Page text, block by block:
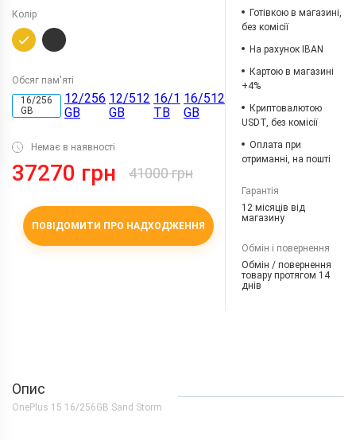
Колір
Обсяг пам'яті
16/256
GB
12/256
GB
12/512
GB
16/1
TB
16/512
GB
Немає в наявності
37270 грн 41000 грн
ПОВІДОМИТИ ПРО НАДХОДЖЕННЯ
Готівкою в магазині,
без комісії
На рахунок IBAN
Картою в магазині
+4%
Криптовалютою
USDT, без комісії
Оплата при
отриманні, на пошті
Гарантія
12 місяців від
магазину
Обмін і повернення
Обмін / повернення
товару протягом 14
днів
Опис
OnePlus 15 16/256GB Sand Storm